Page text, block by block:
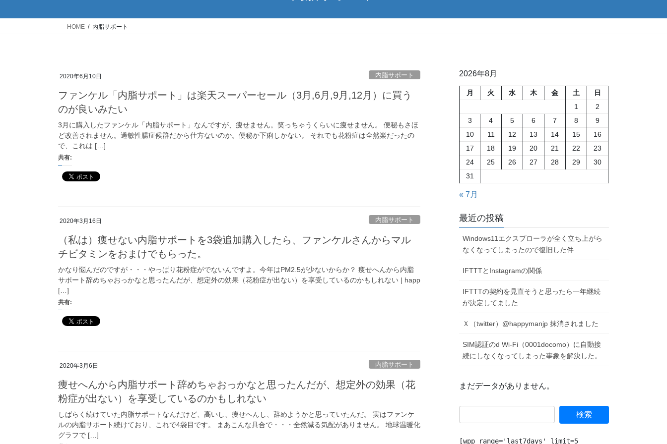
HOME 内脂サポート
2020年6月10日 内脂サポート
ファンケル「内脂サポート」は楽天スーパーセール（3月,6月,9月,12月）に買う
のが良いみたい
3月に購入したファンケル「内脂サポート」なんですが、痩せません。笑っちゃうくらいに痩せません。 便秘もさほ
ど改善されません。過敏性腸症候群だから仕方ないのか。便秘か下痢しかない。 それでも花粉症は全然楽だったの
で、これは […]
共有:
2020年3月16日 内脂サポート
（私は）痩せない内脂サポートを3袋追加購入したら、ファンケルさんからマル
チビタミンをおまけでもらった。
かなり悩んだのですが・・・やっぱり花粉症がでないんですよ。今年はPM2.5が少ないからか？ 痩せへんから内脂
サポート辞めちゃおっかなと思ったんだが、想定外の効果（花粉症が出ない）を享受しているのかもしれない | happ
[…]
共有:
2020年3月6日 内脂サポート
痩せへんから内脂サポート辞めちゃおっかなと思ったんだが、想定外の効果（花
粉症が出ない）を享受しているのかもしれない
しばらく続けていた内脂サポートなんだけど、高いし、痩せへんし、辞めようかと思っていたんだ。 実はファンケ
ルの内脂サポート続けており、これで4袋目です。 まあこんな具合で・・・全然減る気配がありません。 地球温暖化
グラフで […]
2026年8月
月 火 水 木 金 土
日
1
2
3
4 5 6 7 8
9
10
11 12 13 14 15
16
17
18 19 20 21 22
23
24
25 26 27 28 29
30
31
« 7月
最近の投稿
Windows11エクスプローラが全く立ち上がら
なくなってしまったので復旧した件
IFTTTとInstagramの関係
IFTTTの契約を見直そうと思ったら一年継続
が決定してました
Ｘ（twitter）@happymanjp 抹消されました
SIM認証のd Wi-Fi（0001docomo）に自動接
続にしなくなってしまった事象を解決した。
まだデータがありません。
[wpp range='last7days' limit=5